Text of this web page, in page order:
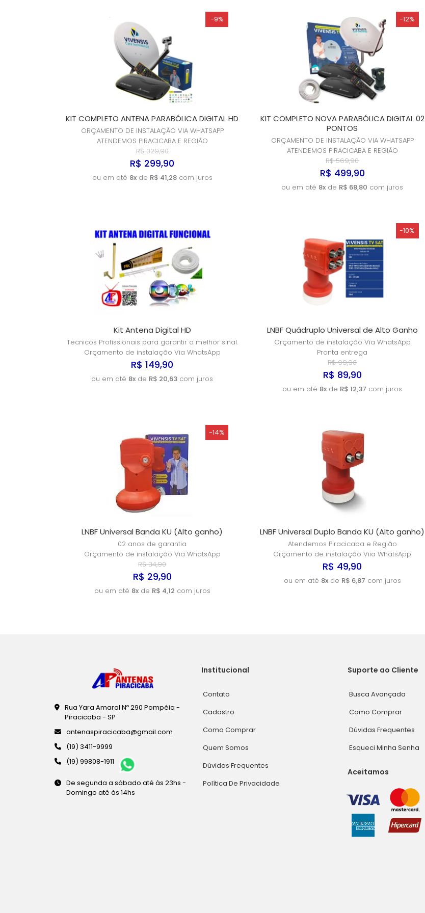
-9%
KIT COMPLETO ANTENA PARABÓLICA DIGITAL HD
ORÇAMENTO DE INSTALAÇÃO VIA WHATSAPP
ATENDEMOS PIRACICABA E REGIÃO
R$ 329,90
R$ 299,90
ou em até 8xde R$ 41,28com juros
-12%
KIT COMPLETO NOVA PARABÓLICA DIGITAL 02
PONTOS
ORÇAMENTO DE INSTALAÇÃO VIA WHATSAPP
ATENDEMOS PIRACICABA E REGIÃO
R$ 569,90
R$ 499,90
ou em até 8x de R$ 68,80 com juros
Kit Antena Digital HD
Tecnicos Profissionais para garantir o melhor sinal.
Orçamento de instalação Via WhatsApp
R$ 149,90
ou em até 8x de R$ 20,63 com juros
-10%
LNBF Quádruplo Universal de Alto Ganho
Orçamento de instalação Via WhatsApp
Pronta entrega
R$ 99,90
R$ 89,90
ou em até 8x de R$ 12,37 com juros
-14%
LNBF Universal Banda KU (Alto ganho)
02 anos de garantia
Orçamento de instalação Via WhatsApp
R$ 34,90
R$ 29,90
ou em até 8xde R$ 4,12 com juros
LNBF Universal Duplo Banda KU (Alto ganho)
Atendemos Piracicaba e Região
Orçamento de instalação Viia WhatsApp
R$ 49,90
ou em até 8xde R$ 6,87 com juros
Rua Yara Amaral Nº 290 Pompéia -
Piracicaba - SP
antenaspiracicaba@gmail.com
(19) 3411-9999
(19) 99808-1911
De segunda a sábado até às 23hs -
Domingo até às 14hs
Institucional
Contato
Cadastro
Como Comprar
Quem Somos
Dúvidas Frequentes
Política De Privacidade
Suporte ao Cliente
Busca Avançada
Como Comprar
Dúvidas Frequentes
Esqueci Minha Senha
Aceitamos